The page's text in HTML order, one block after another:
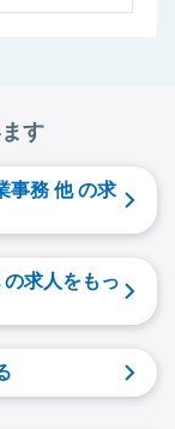
す
事務 他 の求
求人をもっ